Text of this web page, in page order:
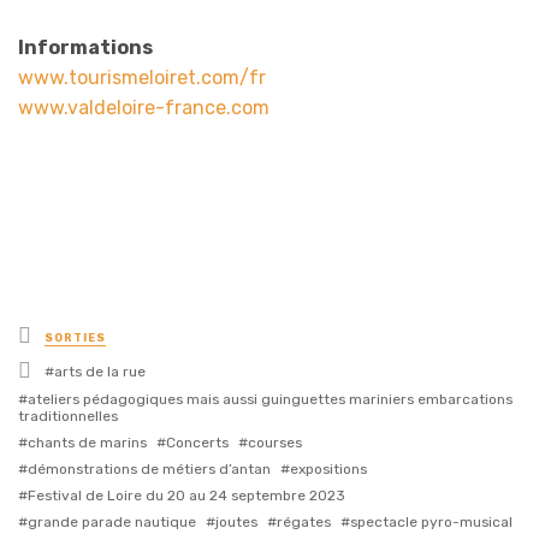
Informations
www.tourismeloiret.com/fr
www.valdeloire-france.com
Posted
in
SORTIES
Tagged
with
arts de la rue
ateliers pédagogiques mais aussi guinguettes mariniers embarcations
traditionnelles
chants de marins
Concerts
courses
démonstrations de métiers d’antan
expositions
Festival de Loire du 20 au 24 septembre 2023
grande parade nautique
joutes régates
spectacle pyro-musical